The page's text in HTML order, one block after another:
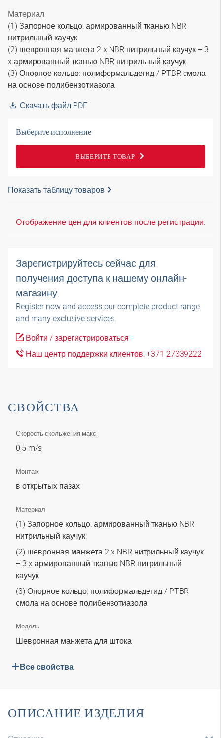
Материал
(1) Запорное кольцо: армированный тканью NBR
нитрильный каучук
(2) шевронная манжета 2 x NBR нитрильный каучук + 3
x армированный тканью NBR нитрильный каучук
(3) Опорное кольцо: полиформальдегид / PTBR смола
на основе полибензотиазола
Скачать файл PDF
Выберите исполнение
ВЫБЕРИТЕ ТОВАР
Показать таблицу товаров
Отображение цен для клиентов после регистрации.
Зарегистрируйтесь сейчас для
получения доступа к нашему онлайн-
магазину.
Register now and access our complete product range
and many exclusive services.
Войти / зарегистрироваться
Наш центр поддержки клиентов: +371 27339222
СВОЙСТВА
Скорость скольжения макс.
0,5 m/s
Монтаж
в открытых пазах
Материал
(1) Запорное кольцо: армированный тканью NBR
нитрильный каучук
(2) шевронная манжета 2 x NBR нитрильный каучук
+ 3 x армированный тканью NBR нитрильный
каучук
(3) Опорное кольцо: полиформальдегид / PTBR
смола на основе полибензотиазола
Модель
Шевронная манжета для штока
Все свойства
ОПИСАНИЕ ИЗДЕЛИЯ